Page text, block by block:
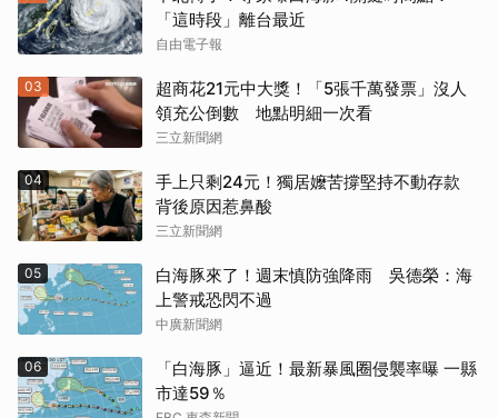
「這時段」離台最近
自由電子報
03
超商花21元中大獎！「5張千萬發票」沒人
領充公倒數 地點明細一次看
三立新聞網
04
手上只剩24元！獨居嬤苦撐堅持不動存款
背後原因惹鼻酸
三立新聞網
05
白海豚來了！週末慎防強降雨 吳德榮：海
上警戒恐閃不過
中廣新聞網
06
「白海豚」逼近！最新暴風圈侵襲率曝 一縣
市達59％